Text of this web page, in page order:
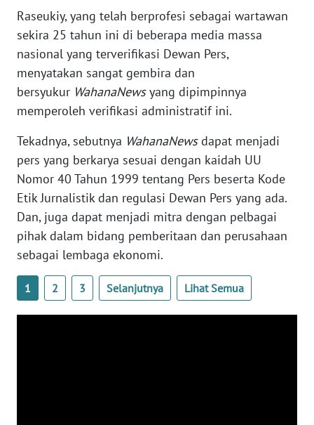
Raseukiy, yang telah berprofesi sebagai wartawan
sekira 25 tahun ini di beberapa media massa
nasional yang terverifikasi Dewan Pers,
menyatakan sangat gembira dan
bersyukur WahanaNewsyang dipimpinnya
memperoleh verifikasi administratif ini.
Tekadnya, sebutnya WahanaNewsdapat menjadi
pers yang berkarya sesuai dengan kaidah UU
Nomor 40 Tahun 1999 tentang Pers beserta Kode
Etik Jurnalistik dan regulasi Dewan Pers yang ada.
Dan, juga dapat menjadi mitra dengan pelbagai
pihak dalam bidang pemberitaan dan perusahaan
sebagai lembaga ekonomi.
1 2 3 Selanjutnya Lihat Semua
NTB
WN
SULTENG
SULBAR
WN
BABEL
WN
SUMBAR
SUMSEL